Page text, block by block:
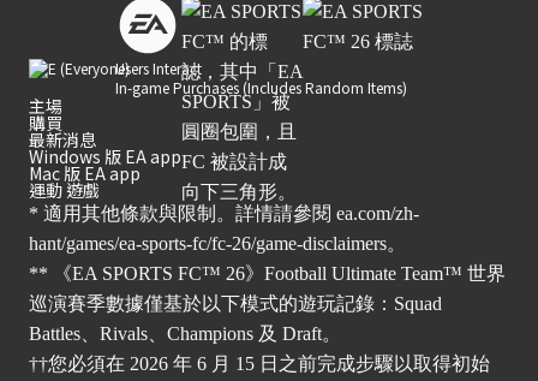
Users Interact
In-game Purchases (Includes Random Items)
主場
購買
最新消息
Windows 版 EA app
Mac 版 EA app
運動 遊戲
* 適用其他條款與限制。詳情請參閱 ea.com/zh-
hant/games/ea-sports-fc/fc-26/game-disclaimers。
** 《EA SPORTS FC™ 26》Football Ultimate Team™ 世界
巡演賽季數據僅基於以下模式的遊玩記錄：Squad
Battles、Rivals、Champions 及 Draft。
††您必須在 2026 年 6 月 15 日之前完成步驟以取得初始